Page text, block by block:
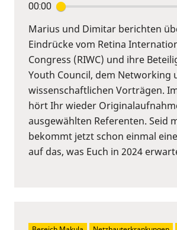
00:00
Marius und Dimitar berichten
Eindrücke vom Retina
Congress (RIWC) und ihre
Youth Council, dem Networking
wissenschaftlichen Vorträgen.
hört Ihr wieder
ausgewählten Referenten. Seid
bekommt jetzt schon einmal
auf das, was Euch in 2024